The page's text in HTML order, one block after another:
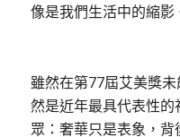
像是我們生活中的縮影
雖然在第77屆艾美獎
然是近年最具代表性
眾：奢華只是表象，